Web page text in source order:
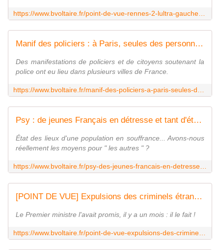
Manif des policiers : à Paris, seules des personnalités de droite nationale présentes - Boulevard Voltaire
Des manifestations de policiers et de citoyens soutenant la
police ont eu lieu dans plusieurs villes de France.
Psy : de jeunes Français en détresse et tant d'étrangers pris en charge - Boulevard Voltaire
État des lieux d'une population en souffrance... Avons-nous
réellement les moyens pour " les autres " ?
[POINT DE VUE] Expulsions des criminels étrangers : le Danemark va le faire - Boulevard Voltaire
Le Premier ministre l'avait promis, il y a un mois : il le fait !